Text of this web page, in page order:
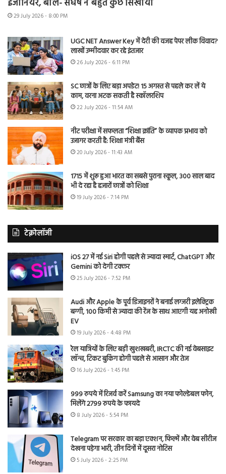
इंजीनियर, बोले- संघर्ष ने बहुत कुछ सिखाया
29 July 2026 - 8:00 PM
UGC NET Answer Key में देरी की वजह पेपर लीक विवाद?
लाखों उम्मीदवार कर रहे इंतजार
26 July 2026 - 6:11 PM
SC छात्रों के लिए बड़ा अपडेट! 15 अगस्त से पहले कर लें ये
काम, वरना अटक सकती है स्कॉलरशिप
22 July 2026 - 11:54 AM
नीट परीक्षा में सफलता “शिक्षा क्रांति” के व्यापक प्रभाव को
उजागर करती है: शिक्षा मंत्री बैंस
20 July 2026 - 11:43 AM
1715 में शुरू हुआ भारत का सबसे पुराना स्कूल, 300 साल बाद
भी दे रहा है हजारों छात्रों को शिक्षा
19 July 2026 - 7:14 PM
टेक्नोलॉजी
iOS 27 में नई Siri होगी पहले से ज्यादा स्मार्ट, ChatGPT और
Gemini को देगी टक्कर
25 July 2026 - 7:52 PM
Audi और Apple के पूर्व डिजाइनरों ने बनाई लग्जरी इलेक्ट्रिक
बग्गी, 100 किमी से ज्यादा की रेंज के साथ आएगी यह अनोखी
EV
19 July 2026 - 4:48 PM
रेल यात्रियों के लिए बड़ी खुशखबरी, IRCTC की नई वेबसाइट
लॉन्च, टिकट बुकिंग होगी पहले से आसान और तेज
16 July 2026 - 1:45 PM
999 रुपये में रिजर्व करें Samsung का नया फोल्डेबल फोन,
मिलेंगे 2799 रुपये के फायदे
8 July 2026 - 5:54 PM
Telegram पर सरकार का बड़ा एक्शन, फिल्में और वेब सीरीज
देखना पड़ेगा भारी, तीन दिनों में दूसरा नोटिस
5 July 2026 - 2:25 PM